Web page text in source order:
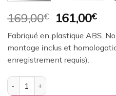
169,00€
Le
prix
initial
était :
169,00€.
161,00€Le
est
Fabriqué en plastique ABS.
montage inclus et
enregistrement requis).
quantité de Diffuseur / Ajout de